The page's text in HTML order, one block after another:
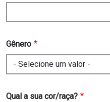
Gênero
Qual a sua cor/raça?